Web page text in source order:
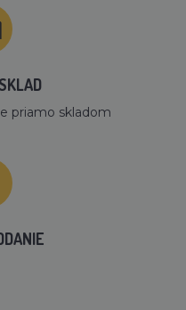
priamo skladom